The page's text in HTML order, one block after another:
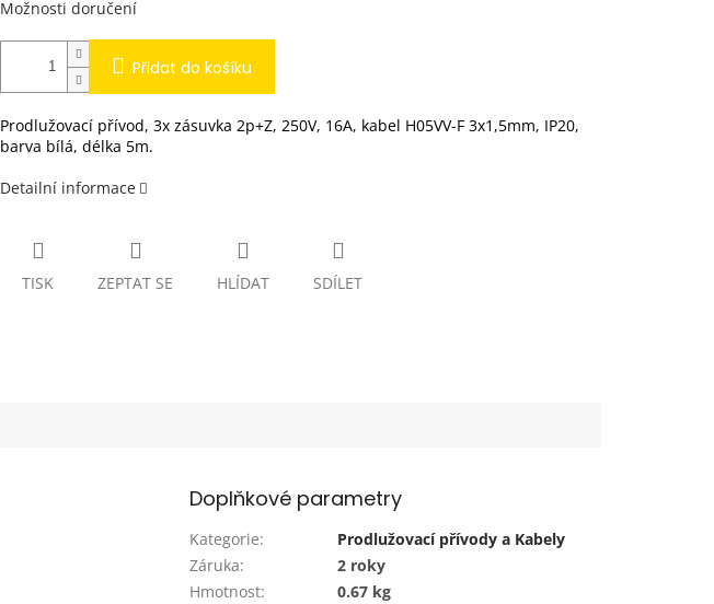
Možnosti doručení
Přidat do košíku
Prodlužovací přívod, 3x zásuvka 2p+Z, 250V, 16A, kabel H05VV-F 3x1,5mm, IP20,
barva bílá, délka 5m.
Detailní informace
TISK ZEPTAT SE HLÍDAT SDÍLET
Doplňkové parametry
Kategorie:
Prodlužovací přívody a Kabely
Záruka:
2 roky
Hmotnost:
0.67 kg